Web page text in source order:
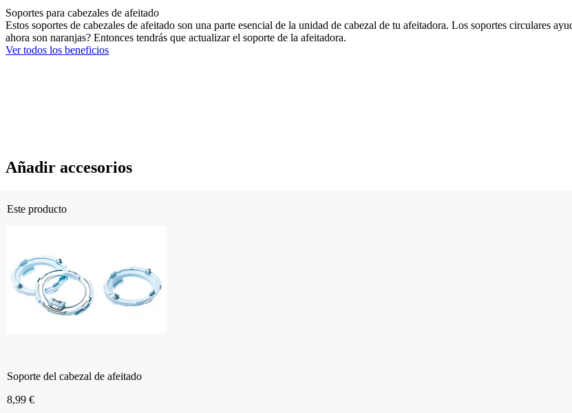
Soportes para cabezales de afeitado
Estos soportes de cabezales de afeitado son una parte esencial de la unidad de cabezal de tu afeitadora. Los soportes circulares
ahora son naranjas? Entonces tendrás que actualizar el soporte de la afeitadora.
Ver todos los beneficios
Añadir accesorios
Este producto
Soporte del cabezal de afeitado
8,99 €